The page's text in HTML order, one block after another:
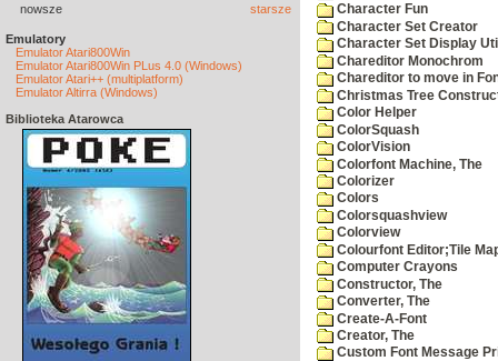
nowsze starsze
Emulatory
Emulator Atari800Win
Emulator Atari800Win PLus 4.0 (Windows)
Emulator Atari++ (multiplatform)
Emulator Altirra (Windows)
Biblioteka Atarowca
Character Fun
Character Set Creator
Character Set Display
Chareditor Monochrom
Chareditor to move in
Christmas Tree
Color Helper
ColorSquash
ColorVision
Colorfont Machine, The
Colorizer
Colors
Colorsquashview
Colorview
Colourfont Editor;Tile
Computer Crayons
Constructor, The
Converter, The
Create-A-Font
Creator, The
Custom Font Message